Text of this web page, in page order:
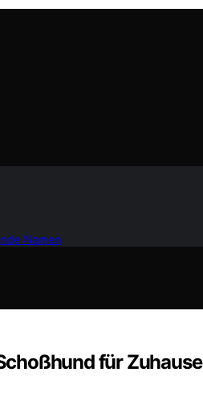
Namen
für Zuhause